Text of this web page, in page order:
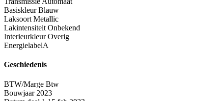
Basiskleur Blauw
Laksoort Metallic
Lakintensiteit Onbekend
Interieurkleur Overig
EnergielabelA
Geschiedenis
BTW/Marge Btw
Bouwjaar 2023